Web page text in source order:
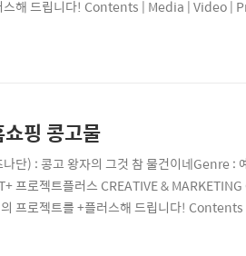
스해 드립니다! Contents | Media | Video
| youtube.com/
핑 콩고물
단) : 콩고 왕자의 그것 참 물건이네Genre
프로젝트플러스 CREATIVE &
의 프로젝트를 +플러스해 드립니다!
Website | projectplus.co.krYoutube |